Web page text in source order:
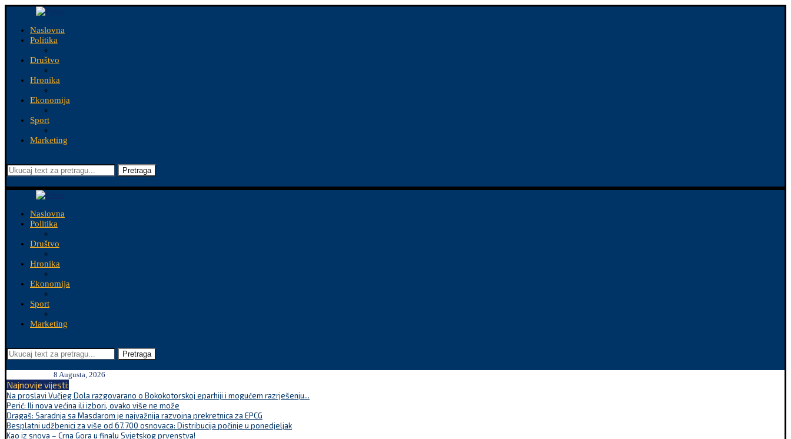
Naslovna
Politika
Društvo
Hronika
Ekonomija
Sport
Marketing
Pretraga
Naslovna
Politika
Društvo
Hronika
Ekonomija
Sport
Marketing
Pretraga
8 Augusta, 2026
Najnovije vijesti:
Na proslavi Vučjeg Dola razgovarano o Bokokotorskoj eparhiji i mogućem razrješenju...
Perić: Ili nova većina ili izbori, ovako više ne može
Dragaš: Saradnja sa Masdarom je najvažnija razvojna prekretnica za EPCG
Besplatni udžbenici za više od 67.700 osnovaca: Distribucija počinje u ponedjeljak
Kao iz snova – Crna Gora u finalu Svjetskog prvenstva!